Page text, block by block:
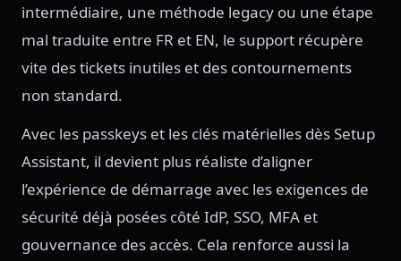
intermédiaire, une méthode legacy ou une étape
mal traduite entre FR et EN, le support récupère
vite des tickets inutiles et des contournements
non standard.
Avec les passkeys et les clés matérielles dès Setup
Assistant, il devient plus réaliste d’aligner
l’expérience de démarrage avec les exigences de
sécurité déjà posées côté IdP, SSO, MFA et
gouvernance des accès. Cela renforce aussi la